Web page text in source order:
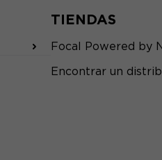
TIENDAS
Focal Powered by
Encontrar un